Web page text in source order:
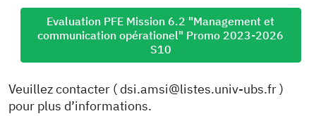
Evaluation PFE Mission 6.2 "Management et
communication opérationel" Promo 2023-2026
S10
Veuillez contacter ( dsi.amsi@listes.univ-ubs.fr )
pour plus d’informations.